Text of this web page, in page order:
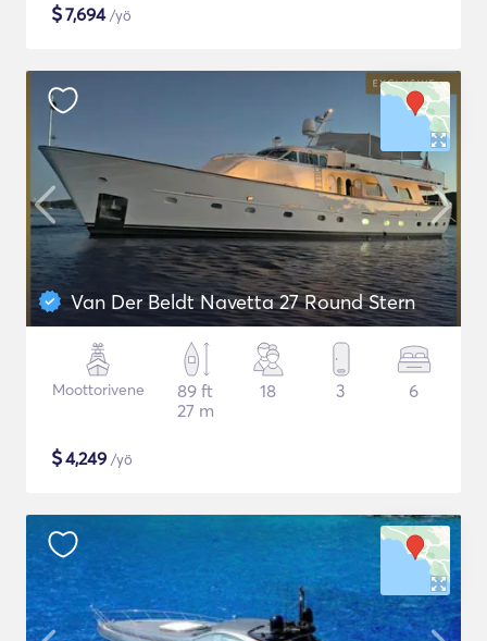
$7,694/yö
Van Der Beldt Navetta 27 Round Stern
Moottorivene
89 ft
27 m
18 3 6
$4,249 /yö